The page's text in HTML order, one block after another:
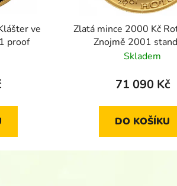
ve
proof
Zlatá mince 2000 Kč
Znojmě 2001
Skladem
71 090 Kč
DO KOŠÍKU